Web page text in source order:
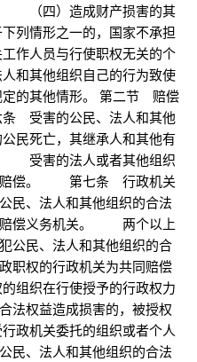
（四）造成财产损害的其
情形之一的，国家不承担
人员与行使职权无关的个
其他组织自己的行为致使
的其他情形。 第二节 赔偿
受害的公民、法人和其他
死亡，其继承人和其他有
受害的法人或者其他组织
赔偿。 第七条 行政机关
民、法人和其他组织的合法
赔偿义务机关。 两个以上
公民、法人和其他组织的合
职权的行政机关为共同赔偿
织在行使授予的行政权力
法权益造成损害的，被授权
机关委托的组织或者个人
民、法人和其他组织的合法